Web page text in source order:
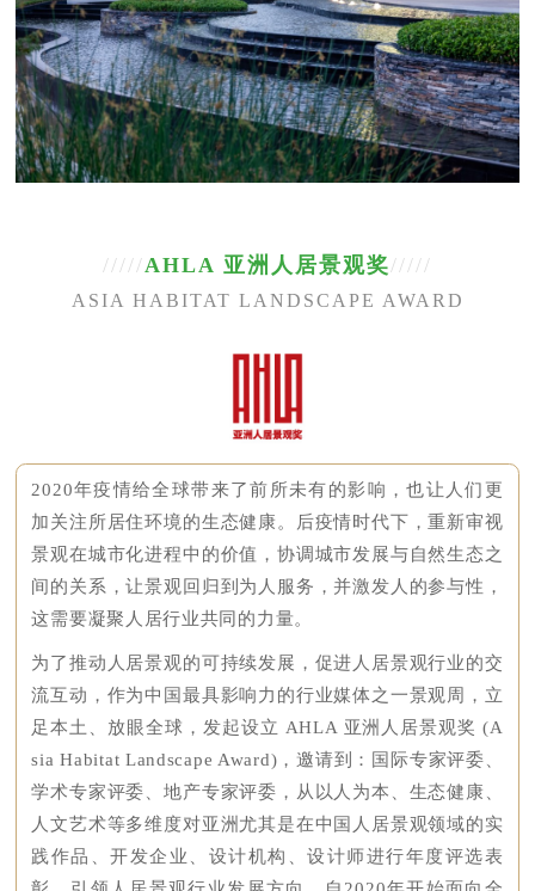
/////AHLA 亚洲人居景观奖/////
ASIA HABITAT LANDSCAPE AWARD
2020年疫情给全球带来了前所未有的影响，也让人们更
加关注所居住环境的生态健康。后疫情时代下，重新审视
景观在城市化进程中的价值，协调城市发展与自然生态之
间的关系，让景观回归到为人服务，并激发人的参与性，
这需要凝聚人居行业共同的力量。
为了推动人居景观的可持续发展，促进人居景观行业的交
流互动，作为中国最具影响力的行业媒体之一景观周，立
足本土、放眼全球，发起设立 AHLA 亚洲人居景观奖 (A
sia Habitat Landscape Award)，邀请到：国际专家评委、
学术专家评委、地产专家评委，从以人为本、生态健康、
人文艺术等多维度对亚洲尤其是在中国人居景观领域的实
践作品、开发企业、设计机构、设计师进行年度评选表